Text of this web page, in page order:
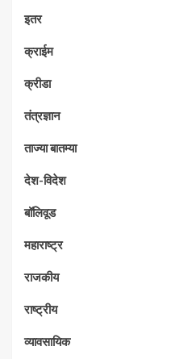
इतर
क्राईम
क्रीडा
तंत्रज्ञान
ताज्या बातम्या
देश-विदेश
बॉलिवूड
महाराष्ट्र
राजकीय
राष्ट्रीय
व्यावसायिक